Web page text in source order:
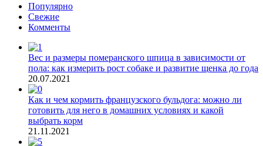
Популярно
Свежие
Комменты
Вес и размеры померанского шпица в зависимости от
пола: как измерить рост собаке и развитие щенка до года
20.07.2021
Как и чем кормить французского бульдога: можно ли
готовить для него в домашних условиях и какой
выбрать корм
21.11.2021